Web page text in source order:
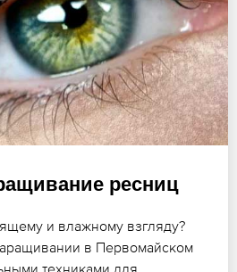
ресниц
и влажному взгляду?
в Первомайском
техниками для